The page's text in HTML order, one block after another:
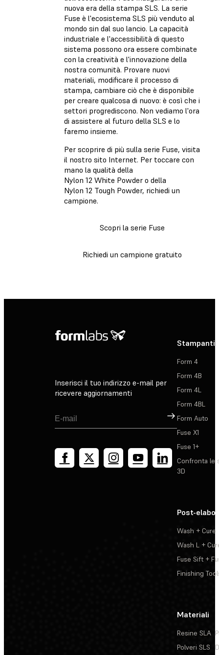
nuova era della stampa SLS. La serie
Fuse è l'ecosistema SLS più venduto al
mondo sin dal suo lancio. La capacità
industriale e l'accessibilità di questo
sistema possono ora essere combinate
con la creatività e l'innovazione della
nostra comunità. Provare nuovi
materiali, modificare il processo di
stampa, cambiare ciò che è disponibile
per creare qualcosa di nuovo: è così che i
settori progrediscono. Non vediamo l'ora
di assistere al futuro della SLS e lo
faremo insieme.
Per scoprire di più sulla serie Fuse, visita
il nostro sito Internet. Per toccare con
mano la qualità della
Nylon 12 White Powder o della
Nylon 12 Tough Powder, richiedi un
campione.
Scopri la serie Fuse
Richiedi un campione gratuito
Inserisci il tuo indirizzo e-mail per
ricevere aggiornamenti
Registrati
Stampanti
Form 4
Form 4B
Form 4L
Form 4BL
Form Auto
Fuse X1
Fuse 1+
Confronta le
3D
Post-
Wash + Cure
Wash L +
Fuse Sift +
Finishing
Materiali
Resine SLA
Polveri SLS